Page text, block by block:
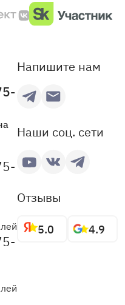
Напишите нам
Наши соц. сети
Отзывы
5.0 4.9